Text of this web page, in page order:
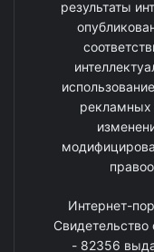
результаты
рекламных
Интернет-
- 82356